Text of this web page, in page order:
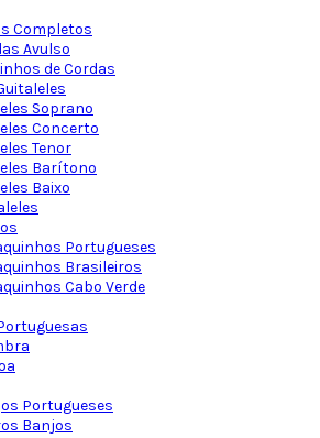
Completos
Avulso
de Cordas
Soprano
Concerto
Tenor
Barítono
Baixo
Portugueses
Brasileiros
Cabo Verde
Portugueses
Banjos